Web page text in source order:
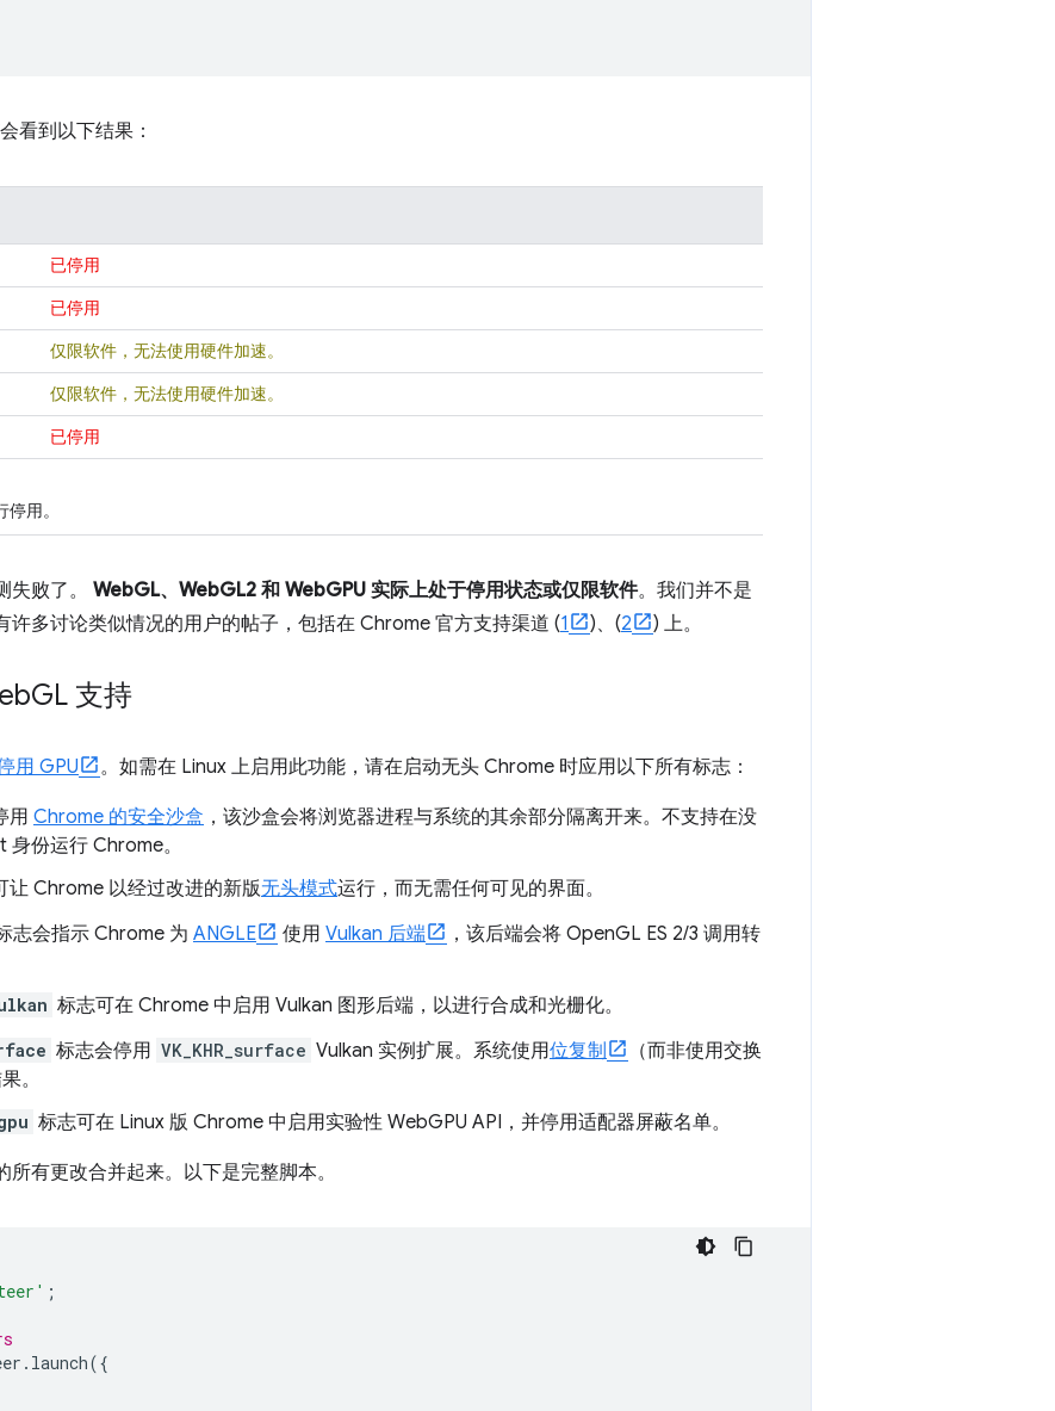
看到以下结果：
已停用
已停用
仅限软件，无法使用硬件加速。
仅限软件，无法使用硬件加速。
已停用
用。
失败了。 WebGL、WebGL2 和 WebGPU 实际上处于停用状态或仅限软件。我们并不是
许多讨论类似情况的用户的帖子，包括在 Chrome 官方支持渠道 (1 )、(2 ) 上。
GL 支持
用 GPU 。如需在 Linux 上启用此功能，请在启动无头 Chrome 时应用以下所有标志：
用 Chrome 的安全沙盒 ，该沙盒会将浏览器进程与系统的其余部分隔离开来。不支持在没
份运行 Chrome。
让 Chrome 以经过改进的新版无头模式运行，而无需任何可见的界面。
志会指示 Chrome 为 ANGLE 使用 Vulkan 后端
，该后端会将 OpenGL ES 2/3 调用转
标志可在 Chrome 中启用 Vulkan 图形后端，以进行合成和光栅化。
标志会停用 VK_KHR_surface Vulkan 实例扩展。系统使用位复制
（而非使用交换
。
标志可在 Linux 版 Chrome 中启用实验性 WebGPU API，并停用适配器屏蔽名单。
有更改合并起来。以下是完整脚本。
;
. launch({